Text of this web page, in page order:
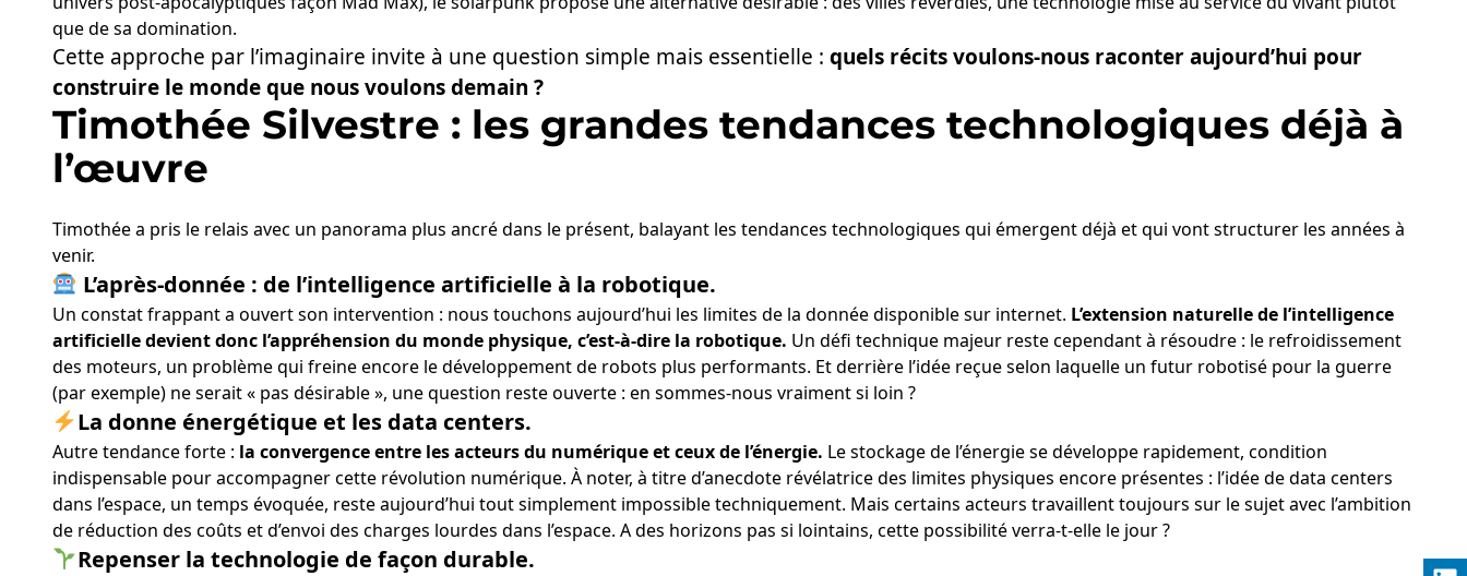
que de sa domination.
Cette approche par l’imaginaire invite à une question simple mais essentielle : quels récits voulons-nous raconter aujourd’hui pour
construire le monde que nous voulons demain ?
Timothée Silvestre : les grandes tendances technologiques déjà à
l’œuvre
Timothée a pris le relais avec un panorama plus ancré dans le présent, balayant les tendances technologiques qui émergent déjà et qui vont structurer les années à
venir.
L’après-donnée : de l’intelligence artificielle à la robotique.
Un constat frappant a ouvert son intervention : nous touchons aujourd’hui les limites de la donnée disponible sur internet. L’extension naturelle de l’intelligence
artificielle devient donc l’appréhension du monde physique, c’est-à-dire la robotique. Un défi technique majeur reste cependant à résoudre : le refroidissement
des moteurs, un problème qui freine encore le développement de robots plus performants. Et derrière l’idée reçue selon laquelle un futur robotisé pour la guerre
(par exemple) ne serait « pas désirable », une question reste ouverte : en sommes-nous vraiment si loin ?
La donne énergétique et les data centers.
Autre tendance forte : la convergence entre les acteurs du numérique et ceux de l’énergie. Le stockage de l’énergie se développe rapidement, condition
indispensable pour accompagner cette révolution numérique. À noter, à titre d’anecdote révélatrice des limites physiques encore présentes : l’idée de data centers
dans l’espace, un temps évoquée, reste aujourd’hui tout simplement impossible techniquement. Mais certains acteurs travaillent toujours sur le sujet avec l’ambition
de réduction des coûts et d’envoi des charges lourdes dans l’espace. A des horizons pas si lointains, cette possibilité verra-t-elle le jour ?
Repenser la technologie de façon durable.